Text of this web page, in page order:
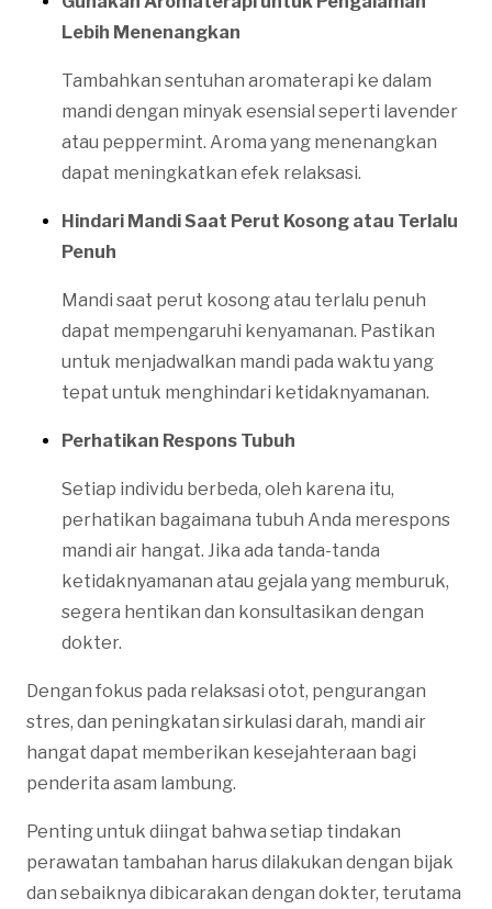
Lebih Menenangkan
Tambahkan sentuhan aromaterapi ke dalam
mandi dengan minyak esensial seperti lavender
atau peppermint. Aroma yang menenangkan
dapat meningkatkan efek relaksasi.
Hindari Mandi Saat Perut Kosong atau Terlalu
Penuh
Mandi saat perut kosong atau terlalu penuh
dapat mempengaruhi kenyamanan. Pastikan
untuk menjadwalkan mandi pada waktu yang
tepat untuk menghindari ketidaknyamanan.
Perhatikan Respons Tubuh
Setiap individu berbeda, oleh karena itu,
perhatikan bagaimana tubuh Anda merespons
mandi air hangat. Jika ada tanda-tanda
ketidaknyamanan atau gejala yang memburuk,
segera hentikan dan konsultasikan dengan
dokter.
Dengan fokus pada relaksasi otot, pengurangan
stres, dan peningkatan sirkulasi darah, mandi air
hangat dapat memberikan kesejahteraan bagi
penderita asam lambung.
Penting untuk diingat bahwa setiap tindakan
perawatan tambahan harus dilakukan dengan bijak
dan sebaiknya dibicarakan dengan dokter, terutama